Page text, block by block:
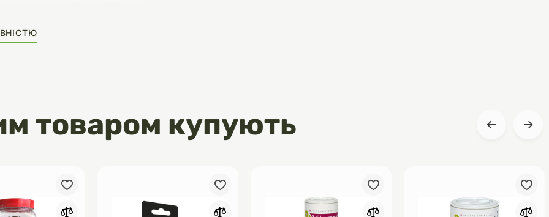
подовжує тривалість життя.
товаром купують